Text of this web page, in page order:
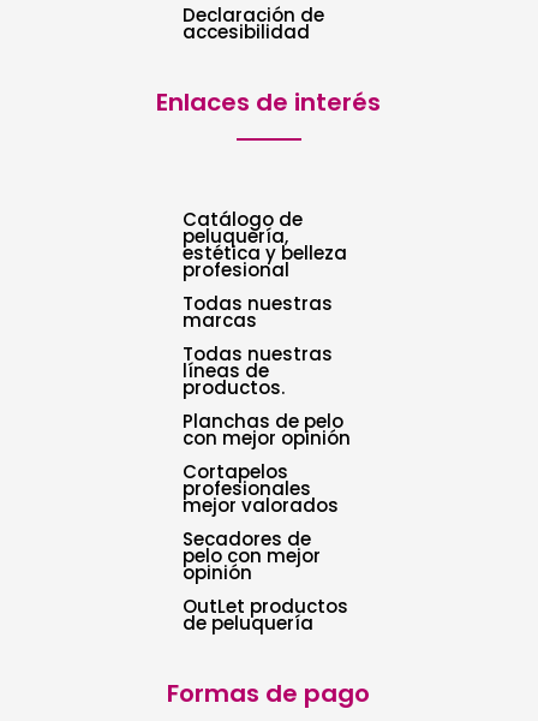
Declaración de
accesibilidad
Enlaces de interés
Catálogo de
peluquería,
estética y belleza
profesional
Todas nuestras
marcas
Todas nuestras
líneas de
productos.
Planchas de pelo
con mejor opinión
Cortapelos
profesionales
mejor valorados
Secadores de
pelo con mejor
opinión
OutLet productos
de peluquería
Formas de pago